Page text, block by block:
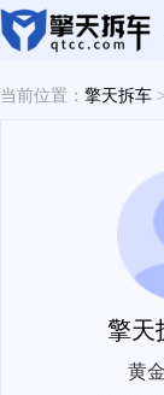
当前位置： 擎天拆车
擎天
黄